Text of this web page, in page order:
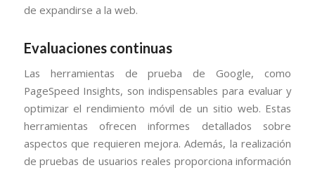
de expandirse a la web.
Evaluaciones continuas
Las herramientas de prueba de Google, como
PageSpeed Insights, son indispensables para evaluar y
optimizar el rendimiento móvil de un sitio web. Estas
herramientas ofrecen informes detallados sobre
aspectos que requieren mejora. Además, la realización
de pruebas de usuarios reales proporciona información